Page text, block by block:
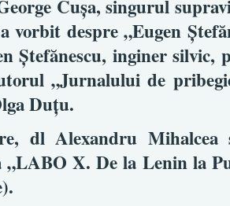
Cuşa, singurul
vorbit despre „Eugen
Ştefănescu, inginer
„Jurnalului de
Duţu.
dl Alexandru
„LABO X. De la Lenin la